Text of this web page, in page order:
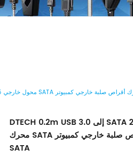
DTECH 0.2m USB 3.0 إلى SATA 22Pin محول خارجي 2.5 بوصة
محرك SATA محرك أقراص صلبة خارجي كمبيوتر USB إلى كابل
SATA